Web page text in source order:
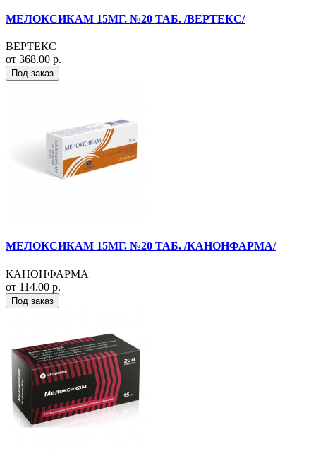
МЕЛОКСИКАМ 15МГ. №20 ТАБ. /ВЕРТЕКС/
ВЕРТЕКС
от 368.00 р.
Под заказ
МЕЛОКСИКАМ 15МГ. №20 ТАБ. /КАНОНФАРМА/
КАНОНФАРМА
от 114.00 р.
Под заказ